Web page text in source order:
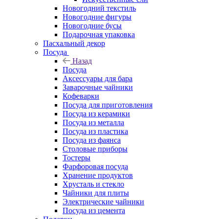
Новогодний текстиль
Новогодние фигуры
Новогодние бусы
Подарочная упаковка
Пасхальный декор
Посуда
Назад
Посуда
Аксессуары для бара
Заварочные чайники
Кофеварки
Посуда для приготовления
Посуда из керамики
Посуда из металла
Посуда из пластика
Посуда из фаянса
Столовые приборы
Тостеры
Фарфоровая посуда
Хранение продуктов
Хрусталь и стекло
Чайники для плиты
Электрические чайники
Посуда из цемента